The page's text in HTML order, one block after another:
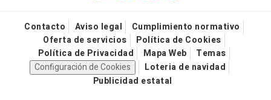
Contacto Aviso legal
Cumplimiento normativo
Oferta de servicios
Política de Cookies
Política de Privacidad
Mapa Web
Temas
Configuración de Cookies
Loteria de navidad
Publicidad estatal